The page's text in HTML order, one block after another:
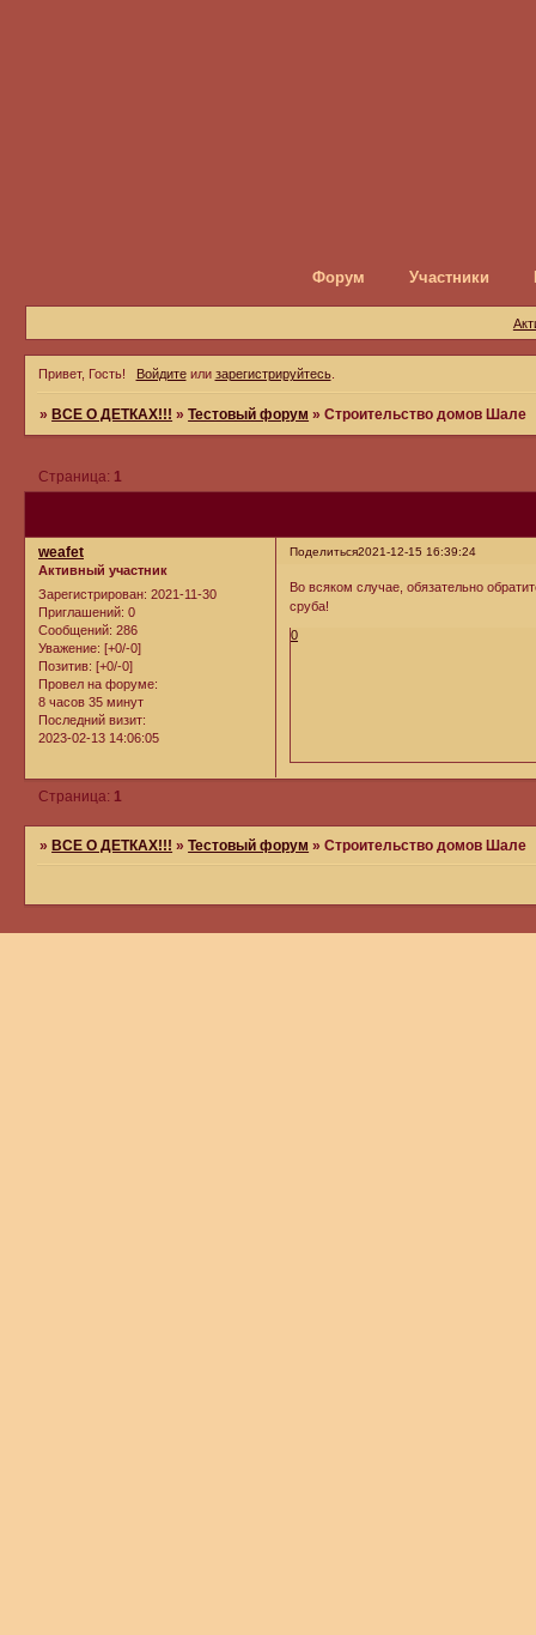
Форум Участники
Привет, Гость! Войдитеили зарегистрируйтесь.
» ВСЕ О ДЕТКАХ!!! »Тестовый форум »Строительство домов Шале
Страница: 1
Поделиться2021-12-15 16:39:24
weafet
Активный участник
Зарегистрирован: 2021-11-30
Приглашений: 0
Сообщений: 286
Уважение: [+0/-0]
Позитив: [+0/-0]
Провел на форуме:
8 часов 35 минут
Последний визит:
2023-02-13 14:06:05
Во всяком случае, обязательно
сруба!
0
Страница: 1
» ВСЕ О ДЕТКАХ!!! »Тестовый форум »Строительство домов Шале